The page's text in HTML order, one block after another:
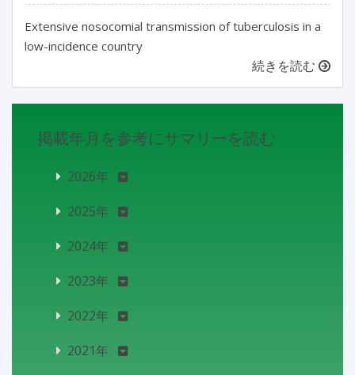
Extensive nosocomial transmission of tuberculosis in a
low-incidence country
続きを読む
掲載年月を参考にサマリーを読む
2026年
2025年
2024年
2023年
2022年
2021年